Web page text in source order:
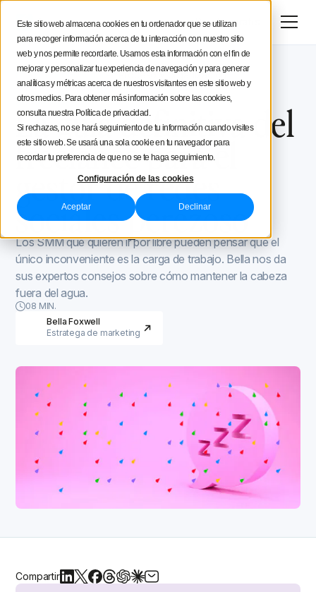
Este sitio web almacena cookies en tu ordenador que se utilizan
para recoger información acerca de tu interacción con nuestro sitio
web y nos permite recordarte. Usamos esta información con el fin de
mejorar y personalizar tu experiencia de navegación y para generar
analíticas y métricas acerca de nuestros visitantes en este sitio web y
otros medios. Para obtener más información sobre las cookies,
consulta nuestra Política de privacidad.
Si rechazas, no se hará seguimiento de tu información cuando visites
este sitio web. Se usará una sola cookie en tu navegador para
recordar tu preferencia de que no se te haga seguimiento.
Configuración de las cookies
Aceptar Declinar
Prueba gratis
Menú
Estratégia social media
Consejos de creación
Blog de Iconosquare Proceso y organización
Proceso y organización
June 30, 2022
Actualizado elJune 30, 2022
La guía definitiva del
freelance para el
gestor de redes
sociales perezoso
Los SMM que quieren ir por libre pueden pensar que el
único inconveniente es la carga de trabajo. Bella nos da
sus expertos consejos sobre cómo mantener la cabeza
fuera del agua.
08 MIN.
Bella Foxwell
Estratega de marketing
Compartir